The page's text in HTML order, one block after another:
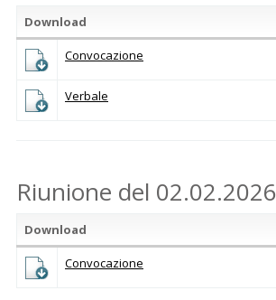
Download
Convocazione
Verbale
Riunione del 02.02.2026
Download
Convocazione